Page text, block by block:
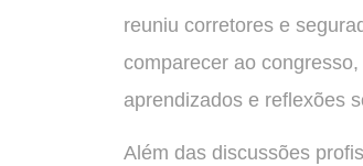
reuniu corretores e
comparecer ao
aprendizados e reflexões
Além das discussões